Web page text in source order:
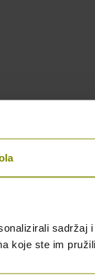
koje ste im